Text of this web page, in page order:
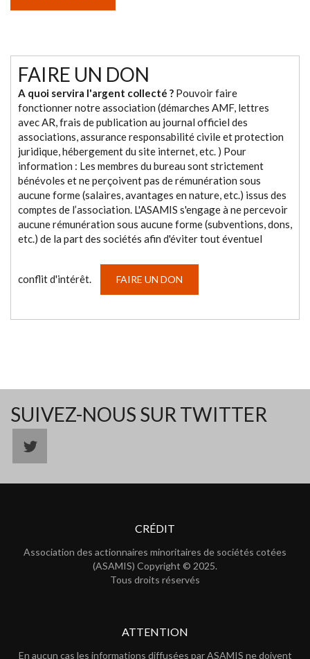
FAIRE UN DON
A quoi servira l'argent collecté ? Pouvoir faire
fonctionner notre association (démarches AMF, lettres
avec AR, frais de publication au journal officiel des
associations, assurance responsabilité civile et protection
juridique, hébergement du site internet, etc. ) Pour
information : Les membres du bureau sont strictement
bénévoles et ne perçoivent pas de rémunération sous
aucune forme (salaires, avantages en nature, etc.) issus des
comptes de l’association. L'ASAMIS s'engage à ne percevoir
aucune rémunération sous aucune forme (subventions, dons,
etc.) de la part des sociétés afin d'éviter tout éventuel
conflit d'intérêt. FAIRE UN DON
SUIVEZ-NOUS SUR TWITTER
CRÉDIT
Association des actionnaires minoritaires de sociétés cotées
(ASAMIS) Copyright © 2025.
Tous droits réservés
ATTENTION
En aucun cas les informations diffusées par ASAMIS ne doivent